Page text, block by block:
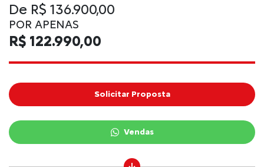
De R$ 136.900,00
POR APENAS
R$ 122.990,00
Solicitar Proposta
Vendas